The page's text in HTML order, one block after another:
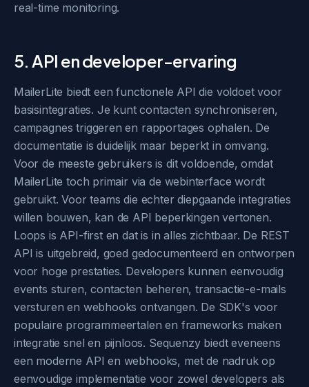
real-time monitoring.
5. API en developer-ervaring
MailerLite biedt een functionele API die voldoet voor
basisintegraties. Je kunt contacten synchroniseren,
campagnes triggeren en rapportages ophalen. De
documentatie is duidelijk maar beperkt in omvang.
Voor de meeste gebruikers is dit voldoende, omdat
MailerLite toch primair via de webinterface wordt
gebruikt. Voor teams die echter diepgaande integraties
willen bouwen, kan de API beperkingen vertonen.
Loops is API-first en dat is in alles zichtbaar. De REST
API is uitgebreid, goed gedocumenteerd en ontworpen
voor hoge prestaties. Developers kunnen eenvoudig
events sturen, contacten beheren, transactie-e-mails
versturen en webhooks ontvangen. De SDK's voor
populaire programmeertalen en frameworks maken
integratie snel en pijnloos. Sequenzy biedt eveneens
een moderne API en webhooks, met de nadruk op
eenvoudige implementatie voor zowel developers als